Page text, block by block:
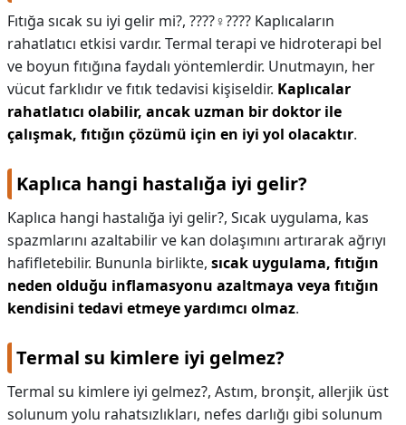
Fıtığa sıcak su iyi gelir mi?, ????‍♀️???? Kaplıcaların
rahatlatıcı etkisi vardır. Termal terapi ve hidroterapi bel
ve boyun fıtığına faydalı yöntemlerdir. Unutmayın, her
vücut farklıdır ve fıtık tedavisi kişiseldir. Kaplıcalar
rahatlatıcı olabilir, ancak uzman bir doktor ile
çalışmak, fıtığın çözümü için en iyi yol olacaktır.
Kaplıca hangi hastalığa iyi gelir?
Kaplıca hangi hastalığa iyi gelir?, Sıcak uygulama, kas
spazmlarını azaltabilir ve kan dolaşımını artırarak ağrıyı
hafifletebilir. Bununla birlikte, sıcak uygulama, fıtığın
neden olduğu inflamasyonu azaltmaya veya fıtığın
kendisini tedavi etmeye yardımcı olmaz.
Termal su kimlere iyi gelmez?
Termal su kimlere iyi gelmez?, Astım, bronşit, allerjik üst
solunum yolu rahatsızlıkları, nefes darlığı gibi solunum